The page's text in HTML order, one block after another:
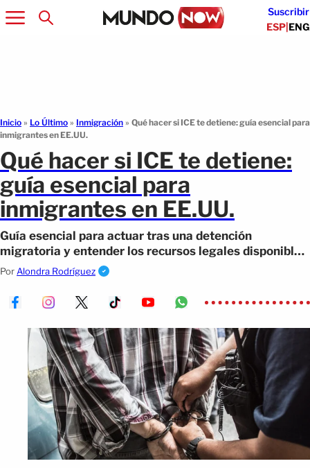
Suscribir
ESP|ENG
Inicio » Lo Último » Inmigración » Qué hacer si ICE te detiene: guía esencial para
inmigrantes en EE.UU.
Qué hacer si ICE te detiene:
guía esencial para
inmigrantes en EE.UU.
Guía esencial para actuar tras una detención
migratoria y entender los recursos legales disponibles
para proteger tus derechos en EEUU.
Por Alondra Rodríguez